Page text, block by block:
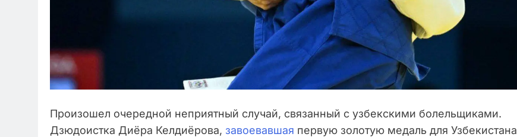
Произошел очередной неприятный случай, связанный с узбекскими болельщиками.
Дзюдоистка Диёра Келдиёрова, завоевавшая первую золотую медаль для Узбекистана